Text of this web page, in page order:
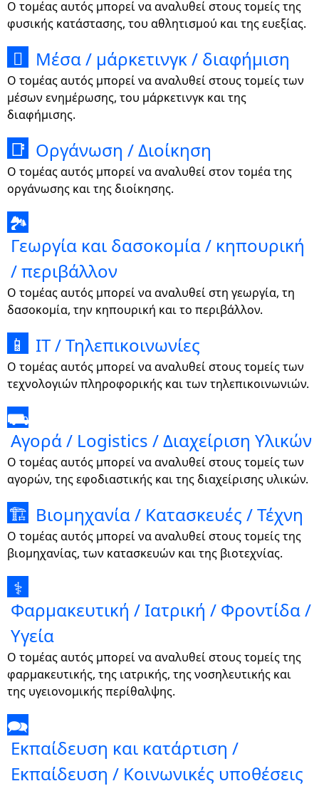
Ο τομέας αυτός μπορεί να αναλυθεί στους τομείς της
φυσικής κατάστασης, του αθλητισμού και της ευεξίας.
 Μέσα / μάρκετινγκ / διαφήμιση
Ο τομέας αυτός μπορεί να αναλυθεί στους τομείς των
μέσων ενημέρωσης, του μάρκετινγκ και της
διαφήμισης.
📑 Οργάνωση / Διοίκηση
Ο τομέας αυτός μπορεί να αναλυθεί στον τομέα της
οργάνωσης και της διοίκησης.
🏞
Γεωργία και δασοκομία / κηπουρική
/ περιβάλλον
Ο τομέας αυτός μπορεί να αναλυθεί στη γεωργία, τη
δασοκομία, την κηπουρική και το περιβάλλον.
📱 IT / Τηλεπικοινωνίες
Ο τομέας αυτός μπορεί να αναλυθεί στους τομείς των
τεχνολογιών πληροφορικής και των τηλεπικοινωνιών.
⛟
Αγορά / Logistics / Διαχείριση Υλικών
Ο τομέας αυτός μπορεί να αναλυθεί στους τομείς των
αγορών, της εφοδιαστικής και της διαχείρισης υλικών.
🏗 Βιομηχανία / Κατασκευές / Τέχνη
Ο τομέας αυτός μπορεί να αναλυθεί στους τομείς της
βιομηχανίας, των κατασκευών και της βιοτεχνίας.
⚕
Φαρμακευτική / Ιατρική / Φροντίδα /
Υγεία
Ο τομέας αυτός μπορεί να αναλυθεί στους τομείς της
φαρμακευτικής, της ιατρικής, της νοσηλευτικής και
της υγειονομικής περίθαλψης.
🗪
Εκπαίδευση και κατάρτιση /
Εκπαίδευση / Κοινωνικές υποθέσεις